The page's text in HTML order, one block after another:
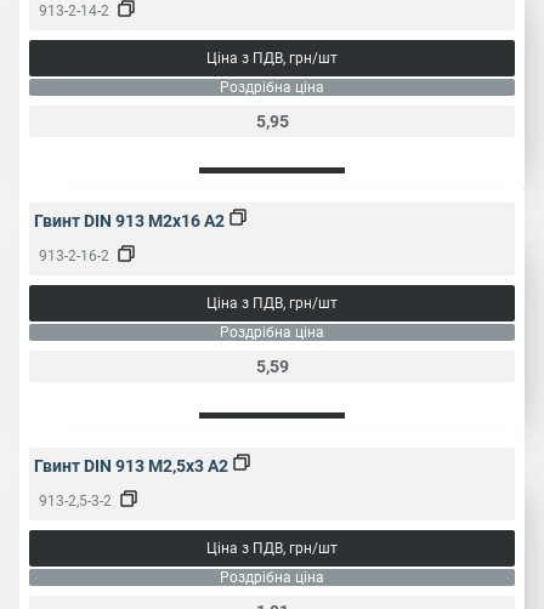
913-2-14-2
Ціна з ПДВ, грн/шт
Роздрібна ціна
5,95
Гвинт DIN 913 M2x16 A2
913-2-16-2
Ціна з ПДВ, грн/шт
Роздрібна ціна
5,59
Гвинт DIN 913 M2,5x3 A2
913-2,5-3-2
Ціна з ПДВ, грн/шт
Роздрібна ціна